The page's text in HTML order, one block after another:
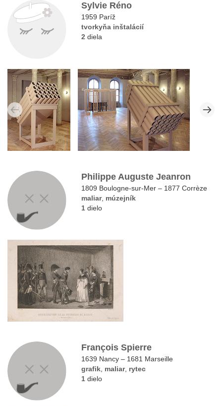
Sylvie Réno
1959 Paríž
tvorkyňa inštalácií
2 diela
Philippe Auguste Jeanron
1809 Boulogne-sur-Mer – 1877 Corrèze
maliar, múzejník
1 dielo
François Spierre
1639 Nancy – 1681 Marseille
grafik maliar, rytec
1 dielo